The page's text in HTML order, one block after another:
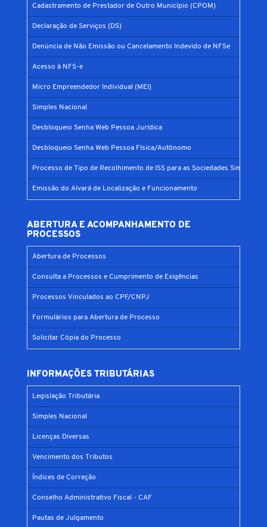
Cadastramento de Prestador de Outro Município (CPOM)
Declaração de Serviços (DS)
Denúncia de Não Emissão ou Cancelamento Indevido de NFSe
Acesso à NFS-e
Micro Empreendedor Individual (MEI)
Simples Nacional
Desbloqueio Senha Web Pessoa Jurídica
Desbloqueio Senha Web Pessoa Física/Autônomo
Processo de Tipo de Recolhimento de ISS para as Sociedades Simples
Emissão do Alvará de Localização e Funcionamento
ABERTURA E ACOMPANHAMENTO DE
PROCESSOS
Abertura de Processos
Consulta a Processos e Cumprimento de Exigências
Processos Vinculados ao CPF/CNPJ
Formulários para Abertura de Processo
Solicitar Cópia do Processo
INFORMAÇÕES TRIBUTÁRIAS
Legislação Tributária
Simples Nacional
Licenças Diversas
Vencimento dos Tributos
Índices de Correção
Conselho Administrativo Fiscal - CAF
Pautas de Julgamento